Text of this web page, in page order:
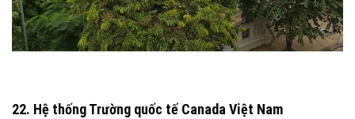
22. Hệ thống Trường quốc tế Canada Việt Nam